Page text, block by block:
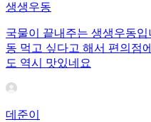
생생우동
국물이 끝내주는 생생우동
동 먹고 싶다고 해서 편의점
도 역시 맛있네요
데준이